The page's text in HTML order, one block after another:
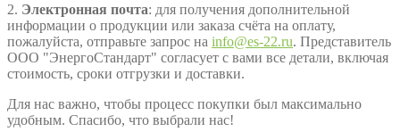
2. Электронная почта: для получения дополнительной
информации о продукции или заказа счёта на оплату,
пожалуйста, отправьте запрос на info@es-22.ru. Представитель
ООО "ЭнергоСтандарт" согласует с вами все детали, включая
стоимость, сроки отгрузки и доставки.
Для нас важно, чтобы процесс покупки был максимально
удобным. Спасибо, что выбрали нас!